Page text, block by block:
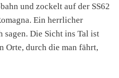
und zockelt auf der SS62
Ein herrlicher
sagen. Die Sicht ins Tal ist
Orte, durch die man fährt,